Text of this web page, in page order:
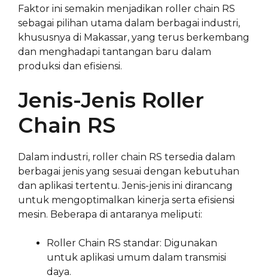
Faktor ini semakin menjadikan roller chain RS
sebagai pilihan utama dalam berbagai industri,
khususnya di Makassar, yang terus berkembang
dan menghadapi tantangan baru dalam
produksi dan efisiensi.
Jenis-Jenis Roller
Chain RS
Dalam industri, roller chain RS tersedia dalam
berbagai jenis yang sesuai dengan kebutuhan
dan aplikasi tertentu. Jenis-jenis ini dirancang
untuk mengoptimalkan kinerja serta efisiensi
mesin. Beberapa di antaranya meliputi:
Roller Chain RS standar: Digunakan
untuk aplikasi umum dalam transmisi
daya.